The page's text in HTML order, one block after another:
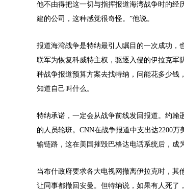
他不由得把这一切与指挥报道海湾战争时的经
建的公司，这种感觉很奇怪。”他说。
报道海湾战争是特纳最引人瞩目的一次成功，
联军为恢复科威特主权，驱逐入侵的伊拉克军
种战争报道预算方案去找特纳，问能花多少钱
知道自己叫什么。
特纳承诺，一定会从战争前线发回报道。约翰
的人员轮班。CNN在战争报道中支出达2200
输链路，这在美国摧毁巴格达电话系统后，成
当布什政府要求各大电视网撤离伊拉克时，
让同事都撤回安曼。但特纳说，如果有人死了